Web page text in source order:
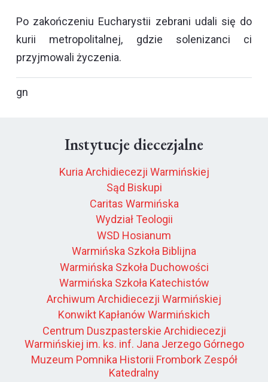
Po zakończeniu Eucharystii zebrani udali się do
kurii metropolitalnej, gdzie solenizanci ci
przyjmowali życzenia.
gn
Instytucje diecezjalne
Kuria Archidiecezji Warmińskiej
Sąd Biskupi
Caritas Warmińska
Wydział Teologii
WSD Hosianum
Warmińska Szkoła Biblijna
Warmińska Szkoła Duchowości
Warmińska Szkoła Katechistów
Archiwum Archidiecezji Warmińskiej
Konwikt Kapłanów Warmińskich
Centrum Duszpasterskie Archidiecezji
Warmińskiej im. ks. inf. Jana Jerzego Górnego
Muzeum Pomnika Historii Frombork Zespół
Katedralny